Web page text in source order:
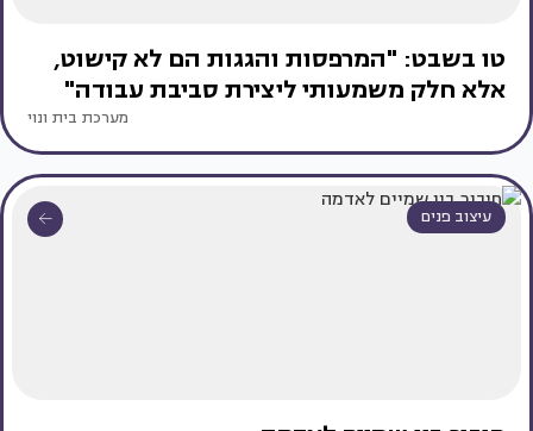
טו בשבט: "המרפסות והגגות הם לא קישוט,
אלא חלק משמעותי ליצירת סביבת עבודה"
מערכת בית ונוי
עיצוב פנים